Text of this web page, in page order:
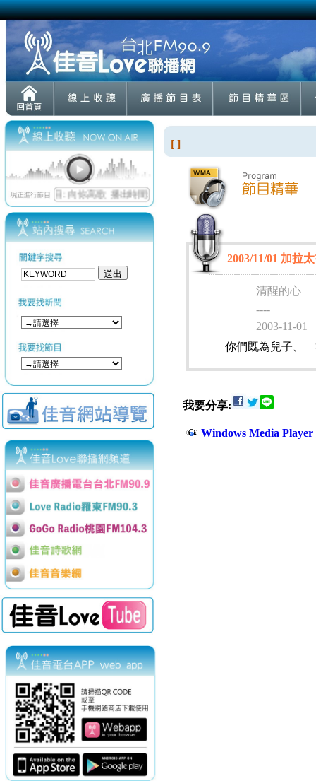
[ ]
2003/11/01 加拉
清醒的心
----
2003-11-01
你們既為兒子、
我要分享:
Windows Media